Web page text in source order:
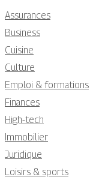
Assurances
Business
Cuisine
Culture
Emploi & formations
Finances
High-tech
Immobilier
Juridique
Loisirs & sports